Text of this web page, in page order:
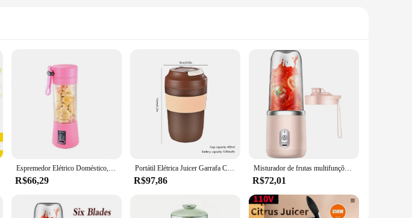
Espremedor Elétrico Doméstico, Liquidificador Automático, Pequeno Mini Frutas Milk Shake Smoothie, Juicing Cup Equipment, Ferramenta de Cozinha, 400ml
R$66,29
Portátil Elétrica Juicer Garrafa Cup Ice Crusher Smoothie Juicer Maker USB Recarregável 400ml Blender Bottle Home Mini Juice Cup
R$97,86
Misturador de frutas multifunções, espremedor elétrico, liquidificador portátil, USB recarregável, sem fio Smoothie Maker, copos 400ml
R$72,01